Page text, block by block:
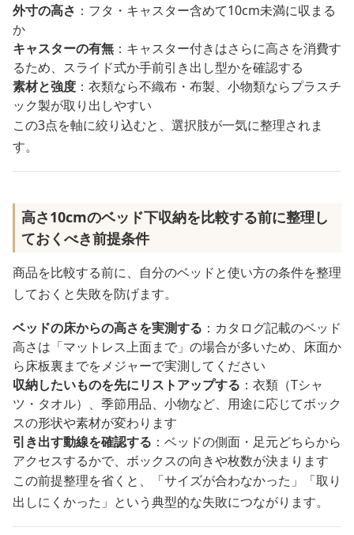
外寸の高さ ：フタ・キャスター含めて10cm未満に収まる
か
キャスターの有無 ：キャスター付きはさらに高さを消費す
るため、スライド式か手前引き出し型かを確認する
素材と強度 ：衣類なら不織布・布製、小物類ならプラスチ
ック製が取り出しやすい
この3点を軸に絞り込むと、選択肢が一気に整理されま
す。
高さ10cmのベッド下収納を比較する前に整理し
ておくべき前提条件
商品を比較する前に、自分のベッドと使い方の条件を整理
しておくと失敗を防げます。
ベッドの床からの高さを実測する ：カタログ記載のベッド
高さは「マットレス上面まで」の場合が多いため、床面か
ら床板裏までをメジャーで実測してください
収納したいものを先にリストアップする ：衣類（Tシャ
ツ・タオル）、季節用品、小物など、用途に応じてボック
スの形状や素材が変わります
引き出す動線を確認する ：ベッドの側面・足元どちらから
アクセスするかで、ボックスの向きや枚数が決まります
この前提整理を省くと、「サイズが合わなかった」「取り
出しにくかった」という典型的な失敗につながります。